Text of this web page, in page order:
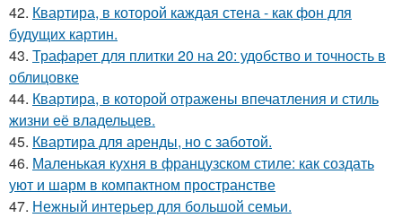
42. Квартира, в которой каждая стена - как фон для
будущих картин.
43. Трафарет для плитки 20 на 20: удобство и точность в
облицовке
44. Квартира, в которой отражены впечатления и стиль
жизни её владельцев.
45. Квартира для аренды, но с заботой.
46. Маленькая кухня в французском стиле: как создать
уют и шарм в компактном пространстве
47. Нежный интерьер для большой семьи.